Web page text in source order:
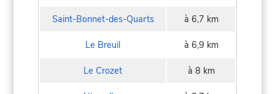
Saint-Bonnet-des-Quarts à 6,7 km
Le Breuil à 6,9 km
Le Crozet à 8 km